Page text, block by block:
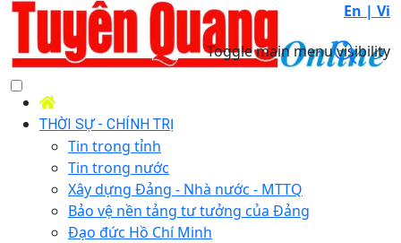
En | Vi
Toggle main menu visibility
THỜI SỰ - CHÍNH TRỊ
Tin trong tỉnh
Tin trong nước
Xây dựng Đảng - Nhà nước - MTTQ
Bảo vệ nền tảng tư tưởng của Đảng
Đạo đức Hồ Chí Minh